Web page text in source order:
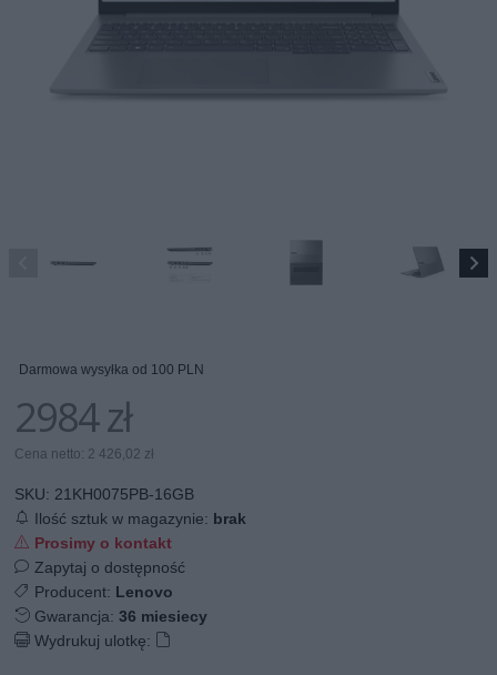
Darmowa wysyłka od 100 PLN
2984 zł
Cena netto: 2 426,02 zł
SKU: 21KH0075PB-16GB
Ilość sztuk w magazynie: brak
Prosimy o kontakt
Zapytaj o dostępność
Producent: Lenovo
Gwarancja:36 miesiecy
Wydrukuj ulotkę: